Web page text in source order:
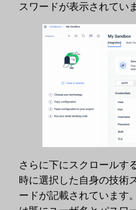
スワードが表示されてい
さらに下にスクロールす
時に選択した自身の技術
ードが記載されています